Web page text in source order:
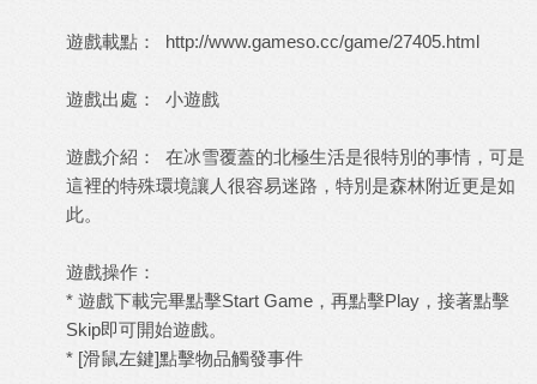
遊戲載點： http://www.gameso.cc/game/27405.html
遊戲出處： 小遊戲
遊戲介紹： 在冰雪覆蓋的北極生活是很特別的事情，可是
這裡的特殊環境讓人很容易迷路，特別是森林附近更是如
此。
遊戲操作：
* 遊戲下載完畢點擊Start Game，再點擊Play，接著點擊
Skip即可開始遊戲。
* [滑鼠左鍵]點擊物品觸發事件